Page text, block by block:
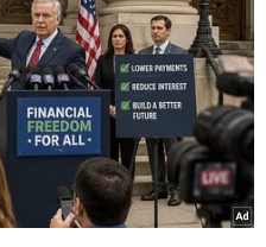
phức tạp vì “tổ chức
theo con đường trái
khẩu lao động
xảy ra từ lâu, thậm
dân đi lao động